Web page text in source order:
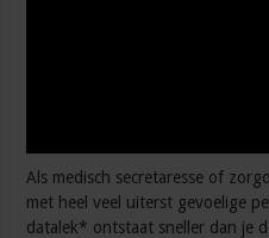
Als medisch secretaresse of
met heel veel uiterst gevoelige
datalek* ontstaat sneller dan je